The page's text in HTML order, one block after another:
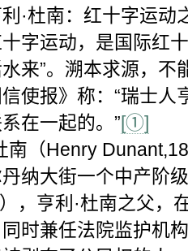
杜南：红十字运动
运动，是国际红十
来”。溯本求源，不
使报》称：“瑞士人
在一起的。”[①]
（Henry
纳大街一个中产阶
，亨利·杜南之父，
时兼任法院监护机